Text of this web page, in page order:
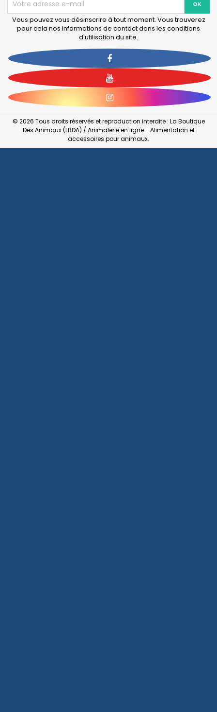
Vous pouvez vous désinscrire à tout moment. Vous trouverez
pour cela nos informations de contact dans les conditions
d'utilisation du site.
Facebook
YouTube
Instagram
© 2026 Tous droits réservés et reproduction interdite : La Boutique
Des Animaux (LBDA) / Animalerie en ligne - Alimentation et
accessoires pour animaux.